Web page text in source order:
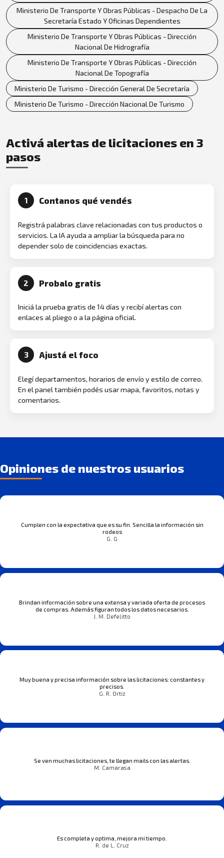
Ministerio De Transporte Y Obras Públicas - Despacho De La
Secretaría Estado Y Oficinas Dependientes
Ministerio De Transporte Y Obras Públicas - Dirección
Nacional De Hidrografía
Ministerio De Transporte Y Obras Públicas - Dirección
Nacional De Topografía
Ministerio De Turismo - Dirección General De Secretaría
Ministerio De Turismo - Dirección Nacional De Turismo
Activá alertas de licitaciones en 3
pasos
1 Contanos qué vendés
Registrá palabras clave relacionadas con tus productos o
servicios. La IA ayuda a ampliar la búsqueda para no
depender solo de coincidencias exactas.
2 Probalo gratis
Iniciá la prueba gratis de 14 días y recibí alertas con
enlaces al pliego o a la página oficial.
3 Ajustá el foco
Elegí departamentos, horarios de envío y estilo de correo.
En el panel también podés usar mapa, favoritos, notas y
comentarios.
Opiniones de nuestros usuarios
Cumplen con la expectativa que es su fin. Sencilla la información sin
rodeos
G. G
Brindan información sobre una extensa y variada oferta de procesos
de compras. Además figuran todos los datos necesarios.
J. M. Defelitto
Muy buena y precisa información sobre las licitaciones: constantes y
precisos.
G. R. Ortiz
Se ven muchas licitaciones, te llegan mails con las alertas.
M. Camarasa
Es completa y optima, mejora mi tiempo.
R. de L. Cruz